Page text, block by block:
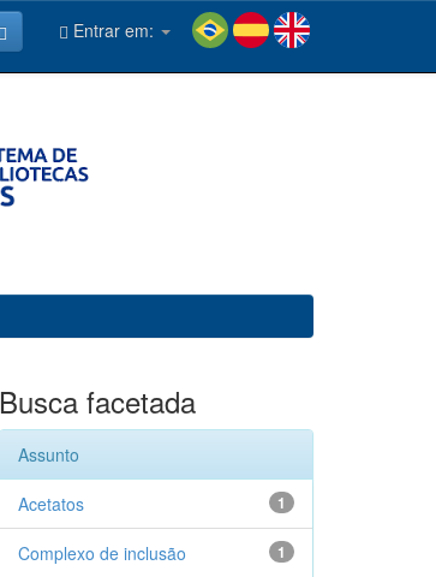
Entrar em:
Busca facetada
Assunto
1
Acetatos
1
Complexo de inclusão